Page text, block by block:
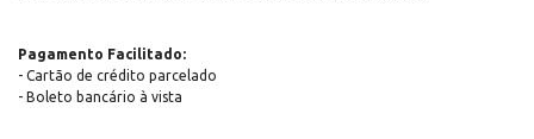
Pagamento Facilitado:
- Cartão de crédito parcelado
- Boleto bancário à vista